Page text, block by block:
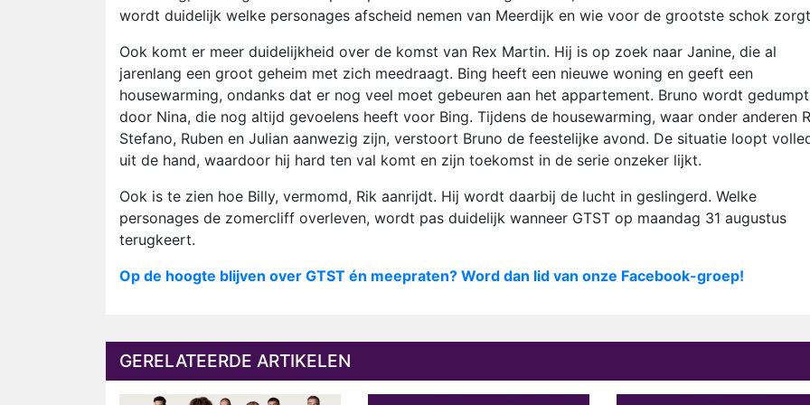
wordt duidelijk welke personages afscheid nemen van Meerdijk en wie voor de grootste schok
Ook komt er meer duidelijkheid over de komst van Rex Martin. Hij is op zoek naar Janine, die al
jarenlang een groot geheim met zich meedraagt. Bing heeft een nieuwe woning en geeft een
housewarming, ondanks dat er nog veel moet gebeuren aan het appartement. Bruno wordt gedumpt
door Nina, die nog altijd gevoelens heeft voor Bing. Tijdens de housewarming, waar onder anderen
Stefano, Ruben en Julian aanwezig zijn, verstoort Bruno de feestelijke avond. De situatie loopt
uit de hand, waardoor hij hard ten val komt en zijn toekomst in de serie onzeker lijkt.
Ook is te zien hoe Billy, vermomd, Rik aanrijdt. Hij wordt daarbij de lucht in geslingerd. Welke
personages de zomercliff overleven, wordt pas duidelijk wanneer GTST op maandag 31 augustus
terugkeert.
Op de hoogte blijven over GTST én meepraten? Word dan lid van onze Facebook-groep!
GERELATEERDE ARTIKELEN